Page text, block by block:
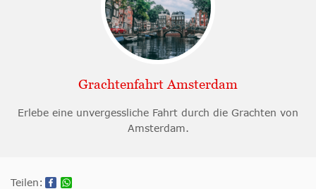
Grachtenfahrt Amsterdam
Erlebe eine unvergessliche Fahrt durch die Grachten von
Amsterdam.
Teilen: